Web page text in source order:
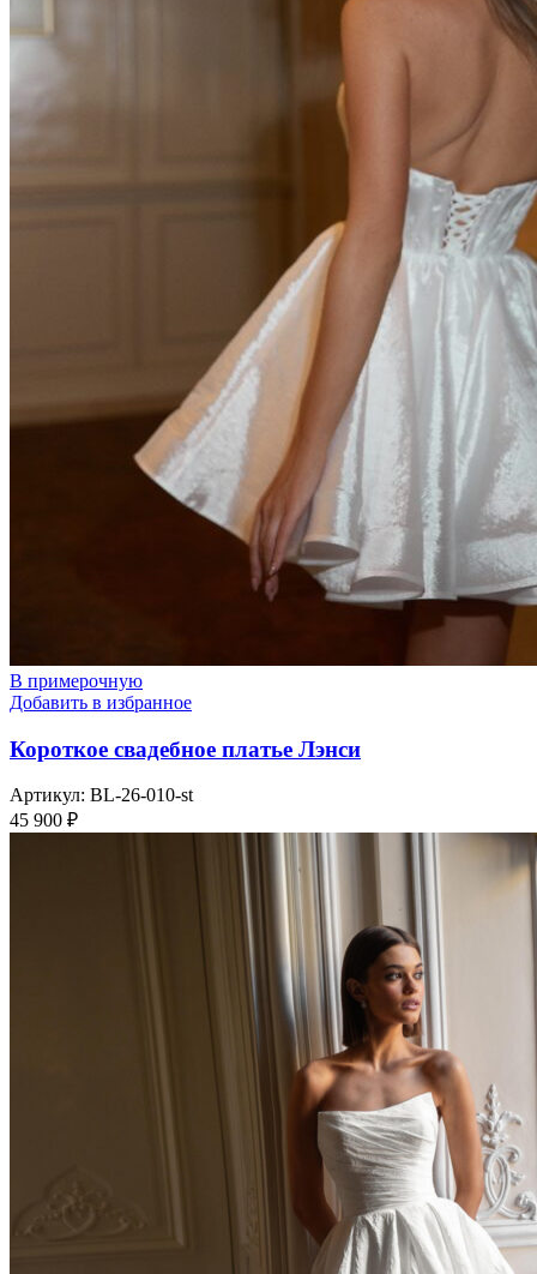
В примерочную
Добавить в избранное
Короткое свадебное платье Лэнси
Артикул: BL-26-010-st
45 900 ₽